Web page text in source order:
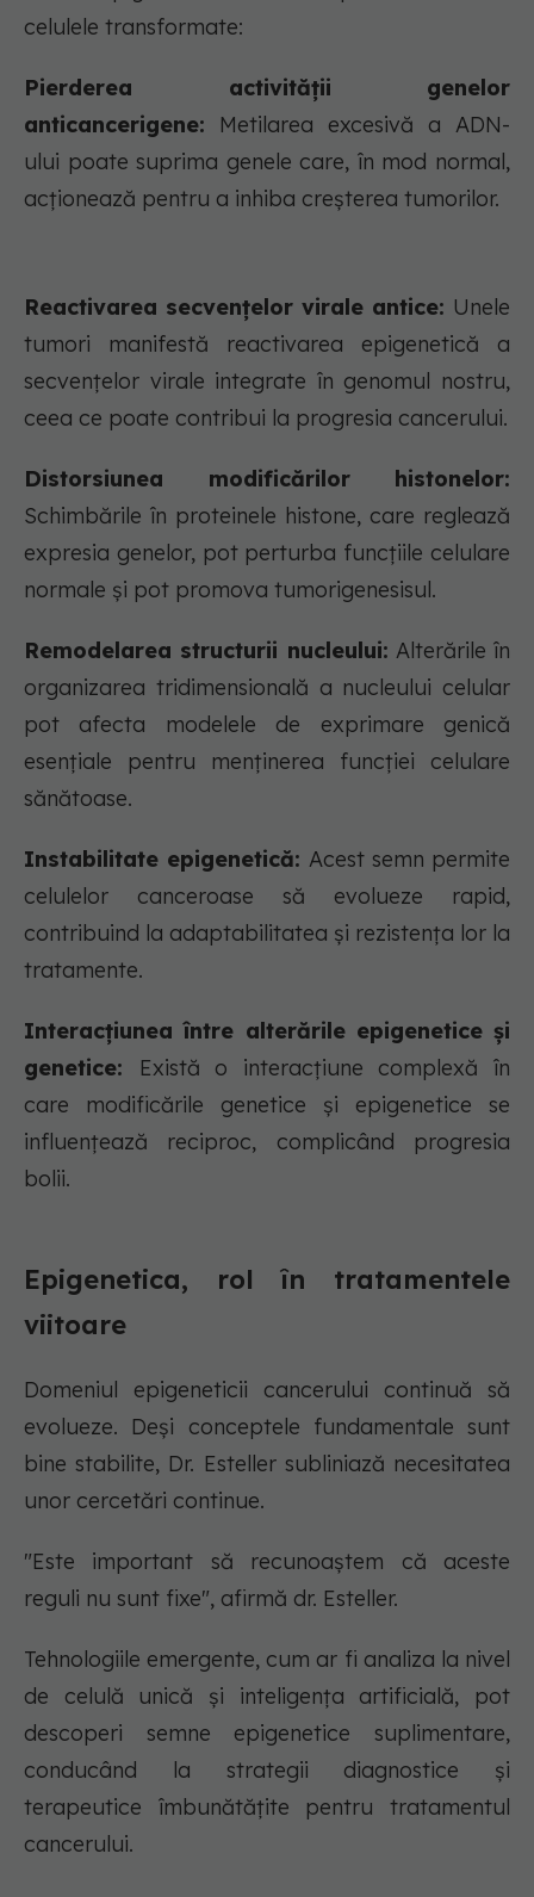
celulele transformate:
Pierderea activității genelor
anticancerigene: Metilarea excesivă a ADN-
ului poate suprima genele care, în mod normal,
acționează pentru a inhiba creșterea tumorilor.
Reactivarea secvențelor virale antice: Unele
tumori manifestă reactivarea epigenetică a
secvențelor virale integrate în genomul nostru,
ceea ce poate contribui la progresia cancerului.
Distorsiunea modificărilor histonelor:
Schimbările în proteinele histone, care reglează
expresia genelor, pot perturba funcțiile celulare
normale și pot promova tumorigenesisul.
Remodelarea structurii nucleului: Alterările în
organizarea tridimensională a nucleului celular
pot afecta modelele de exprimare genică
esențiale pentru menținerea funcției celulare
sănătoase.
Instabilitate epigenetică: Acest semn permite
celulelor canceroase să evolueze rapid,
contribuind la adaptabilitatea și rezistența lor la
tratamente.
Interacțiunea între alterările epigenetice și
genetice:
Există o interacțiune complexă în
care modificările genetice și epigenetice se
influențează reciproc, complicând progresia
bolii.
Epigenetica, rol în tratamentele
viitoare
Domeniul epigeneticii cancerului continuă să
evolueze. Deși conceptele fundamentale sunt
bine stabilite, Dr. Esteller subliniază necesitatea
unor cercetări continue.
"Este important să recunoaștem că aceste
reguli nu sunt fixe", afirmă dr. Esteller.
Tehnologiile emergente, cum ar fi analiza la nivel
de celulă unică și inteligența artificială, pot
descoperi semne epigenetice suplimentare,
conducând la strategii diagnostice și
terapeutice îmbunătățite pentru tratamentul
cancerului.